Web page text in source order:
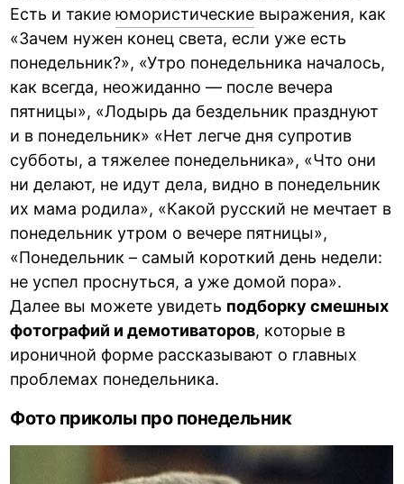
Есть и такиеюмористические выражения, как
«Зачем нужен конец света, если уже есть
понедельник?», «Утро понедельника началось,
как всегда, неожиданно — после вечера
пятницы», «Лодырь да бездельник празднуют
и в понедельник» «Нет легче дня супротив
субботы, а тяжелее понедельника», «Что они
ни делают, не идут дела, видно в понедельник
их мама родила», «Какой русский не мечтает в
понедельник утром о вечере пятницы»,
«Понедельник – самый короткий день недели:
не успел проснуться, а уже домой пора».
Далее вы можете увидеть подборку смешных
фотографий и демотиваторов, которые в
ироничной форме рассказывают о главных
проблемах понедельника.
Фото приколы про понедельник